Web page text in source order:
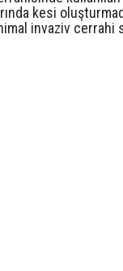
kesi
invaziv cerrahi